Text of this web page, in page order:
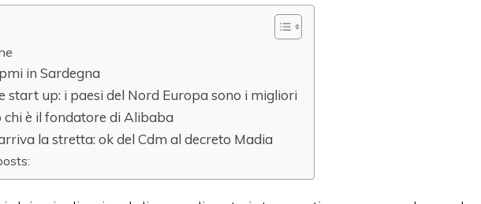
in Sardegna
start up: i paesi del Nord Europa sono i migliori
chi è il fondatore di Alibaba
la stretta: ok del Cdm al decreto Madia